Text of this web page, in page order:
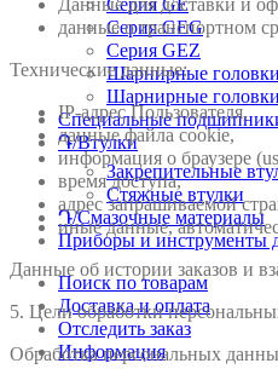
Серия GE
Серия GEG
Серия GEZ
Шарнирные
Шарнирные
Специальные
Դ/Втулки
Закрепительные
Стяжные втулки
Դ/Смазочные материалы
Приборы и инструменты
Поиск по товарам
Доставка и оплата
Отследить заказ
Информация
Данные для доставки и
данные о транспортном
Технические данные:
IP-адрес Пользователя,
данные файла cookie,
информация о браузере
время доступа,
адрес запрашиваемой
иные данные,
Данные об истории заказов и
5. Цели обработки
Обработка персональных